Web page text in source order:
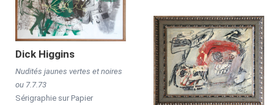
Dick Higgins
Nudités jaunes vertes et noires
ou 7.7.73
Sérigraphie sur Papier